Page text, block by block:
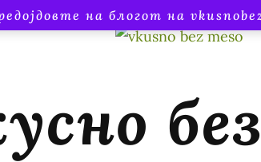
на блогот на